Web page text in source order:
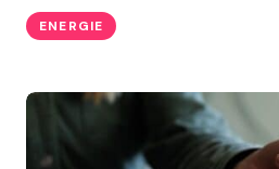
ENERGIE